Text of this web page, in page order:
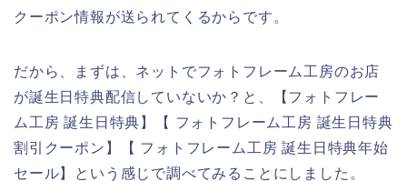
クーポン情報が送られてくるからです。
だから、まずは、ネットでフォトフレーム工房のお店
が誕生日特典配信していないか？と、【フォトフレー
ム工房 誕生日特典】【 フォトフレーム工房 誕生日特典
割引クーポン】【 フォトフレーム工房 誕生日特典年始
セール】という感じで調べてみることにしました。